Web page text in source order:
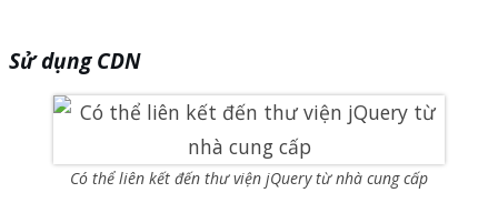
Sử dụng CDN
Có thể liên kết đến thư viện jQuery từ nhà cung cấp